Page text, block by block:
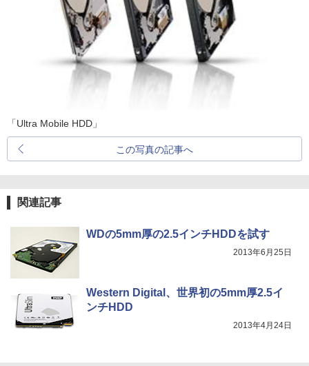
「Ultra Mobile HDD」
この写真の記事へ
関連記事
WDの5mm厚の2.5インチHDDを試す
2013年6月25日
Western Digital、世界初の5mm厚2.5イ
ンチHDD
2013年4月24日